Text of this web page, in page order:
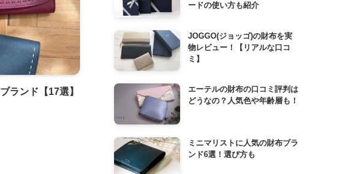
ランド【17選】
ードの使い方も紹介
JOGGO(ジョッゴ)の財布を実
物レビュー！【リアルな口コ
ミ】
エーテルの財布の口コミ評判は
どうなの？人気色や年齢層も！
ミニマリストに人気の財布ブラ
ンド6選！選び方も